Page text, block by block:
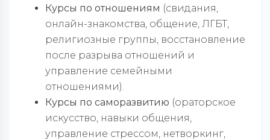
Курсы по отношениям (свидания,
онлайн-знакомства, общение, ЛГБТ,
религиозные группы, восстановление
после разрыва отношений и
управление семейными
отношениями).
Курсы по саморазвитию (ораторское
искусство, навыки общения,
управление стрессом, нетворкинг,